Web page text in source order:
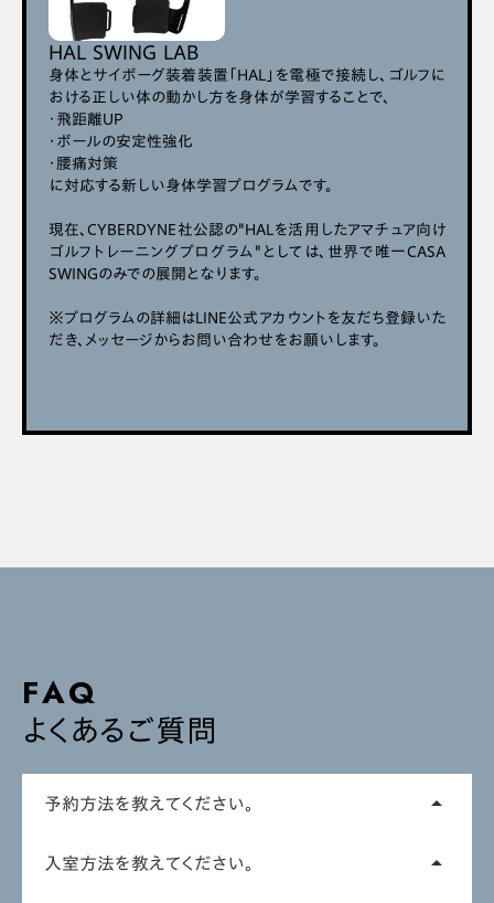
HAL SWING LAB
身体とサイボーグ装着装置「HAL」を電極で接続し、ゴルフに
おける正しい体の動かし方を身体が学習することで、
・飛距離UP
・ボールの安定性強化
・腰痛対策
に対応する新しい身体学習プログラムです。
現在、CYBERDYNE社公認の"HALを活用したアマチュア向け
ゴルフトレーニングプログラム"としては、世界で唯一CASA
SWINGのみでの展開となります。
※プログラムの詳細はLINE公式アカウントを友だち登録いた
だき、メッセージからお問い合わせをお願いします。
FAQ
よくあるご質問
予約方法を教えてください。 arrow_drop_up
ら「予約」を選択し、お好みの部屋とご希望日時をお選
入室方法を教えてください。 arrow_drop_up